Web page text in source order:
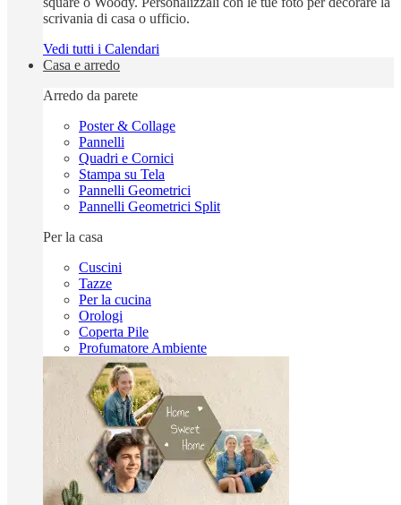
scrivania di casa o ufficio.
Vedi tutti i Calendari
Casa e arredo
Arredo da parete
Poster & Collage
Pannelli
Quadri e Cornici
Stampa su Tela
Pannelli Geometrici
Pannelli Geometrici Split
Per la casa
Cuscini
Tazze
Per la cucina
Orologi
Coperta Pile
Profumatore Ambiente